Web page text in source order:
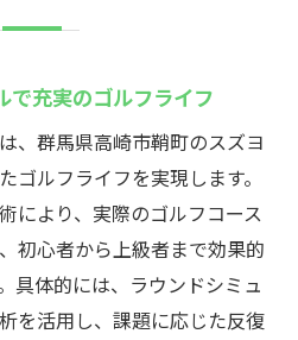
で充実のゴルフライフ
、群馬県高崎市鞘町のスズヨ
ゴルフライフを実現します。
により、実際のゴルフコース
初心者から上級者まで効果的
具体的には、ラウンドシミュ
を活用し、課題に応じた反復